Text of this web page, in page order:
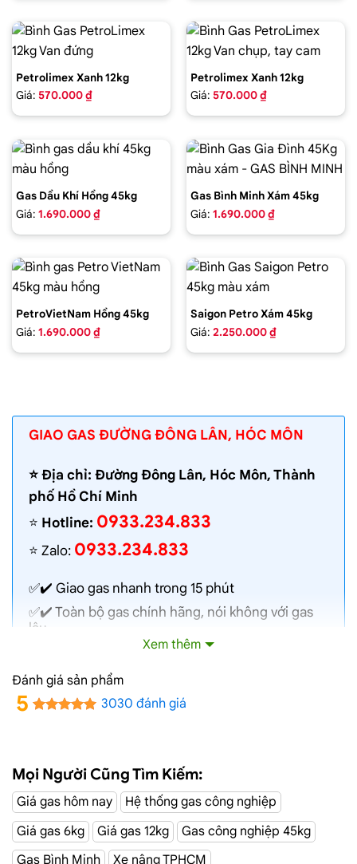
Petrolimex Xanh 12kg
Giá: 570.000 ₫
Petrolimex Xanh 12kg
Giá: 570.000 ₫
Gas Dầu Khí Hồng 45kg
Giá: 1.690.000 ₫
Gas Bình Minh Xám 45kg
Giá: 1.690.000 ₫
PetroVietNam Hồng 45kg
Giá: 1.690.000 ₫
Saigon Petro Xám 45kg
Giá: 2.250.000 ₫
GIAO GAS ĐƯỜNG ĐÔNG LÂN, HÓC MÔN
⭐️ Địa chỉ: Đường Đông Lân, Hóc Môn, Thành
phố Hồ Chí Minh
⭐️ Hotline: 0933.234.833
⭐️ Zalo: 0933.234.833
✅✔️ Giao gas nhanh trong 15 phút
✅✔️ Toàn bộ gas chính hãng, nói không với gas
lậu
✅✔️ Gas đủ ký, chất lượng cao, bình gas được
✅✔️ Bán gas đúng giá niêm yết trên web
Giá gas cập nhật hàng ngày
Dịch Vụ Giao Gas Tận NơiĐường Đông
Lân, Hóc Môn
CÔNG TY TNHH MỘT THÀNH VIÊN DẦU KHÍ TP.HCM
Xem thêm
Đánh giá sản phẩm
5 3030 đánh giá
Mọi Người Cũng Tìm Kiếm:
Giá gas hôm nay
Hệ thống gas công nghiệp
Giá gas 6kg
Giá gas 12kg
Gas công nghiệp 45kg
Gas Bình Minh
Xe nâng TPHCM